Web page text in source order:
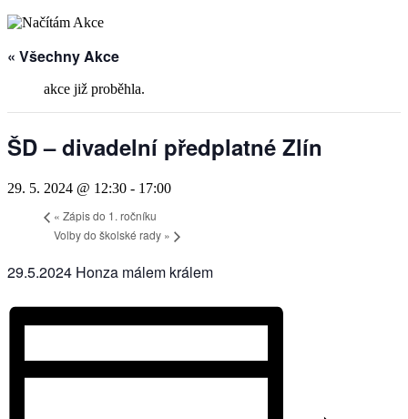
« Všechny Akce
akce již proběhla.
ŠD – divadelní předplatné Zlín
29. 5. 2024 @ 12:30 - 17:00
« Zápis do 1. ročníku
Volby do školské rady »
29.5.2024 Honza málem králem